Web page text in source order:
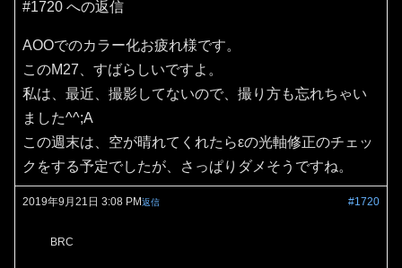
#1720 への返信
AOOでのカラー化お疲れ様です。
このM27、すばらしいですよ。
私は、最近、撮影してないので、撮り方も忘れちゃい
ました^^;A
この週末は、空が晴れてくれたらεの光軸修正のチェッ
クをする予定でしたが、さっぱりダメそうですね。
2019年9月21日 3:08 PM #1720
返信
BRC